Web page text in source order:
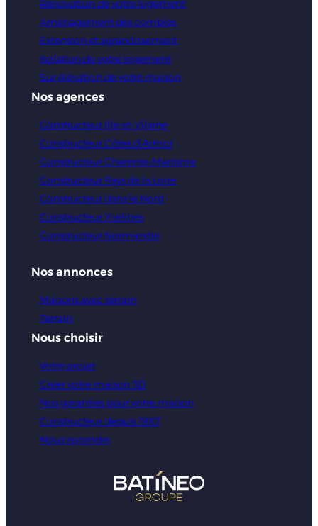
Rénovation de votre logement
Aménagement des combles
Extension et agrandissement
Isolation de votre logement
Sur élévation de votre maison
Nos agences
Constructeur Ille-et-Vilaine
Constructeur Côtes d’Armor
Constructeur Charente-Maritime
Constructeur Pays de la Loire
Constructeur dans le Nord
Constructeur Yvelines
Constructeur Normandie
Nos annonces
Maisons avec terrain
Terrain
Nous choisir
Votre projet
Créer votre maison 3D
Nos garanties pour votre maison
Constructeur depuis 1987
Nous rejoindre